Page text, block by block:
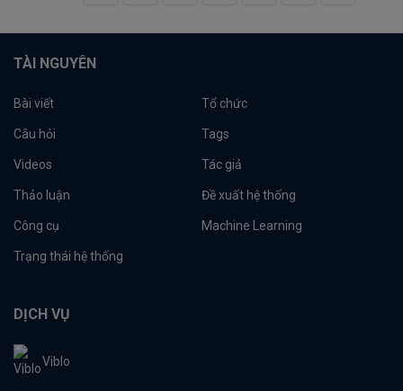
TÀI NGUYÊN
Bài viết Tổ chức
Câu hỏi Tags
Videos Tác giả
Thảo luận Đề xuất hệ thống
Công cụ Machine Learning
Trạng thái hệ thống
DỊCH VỤ
Viblo